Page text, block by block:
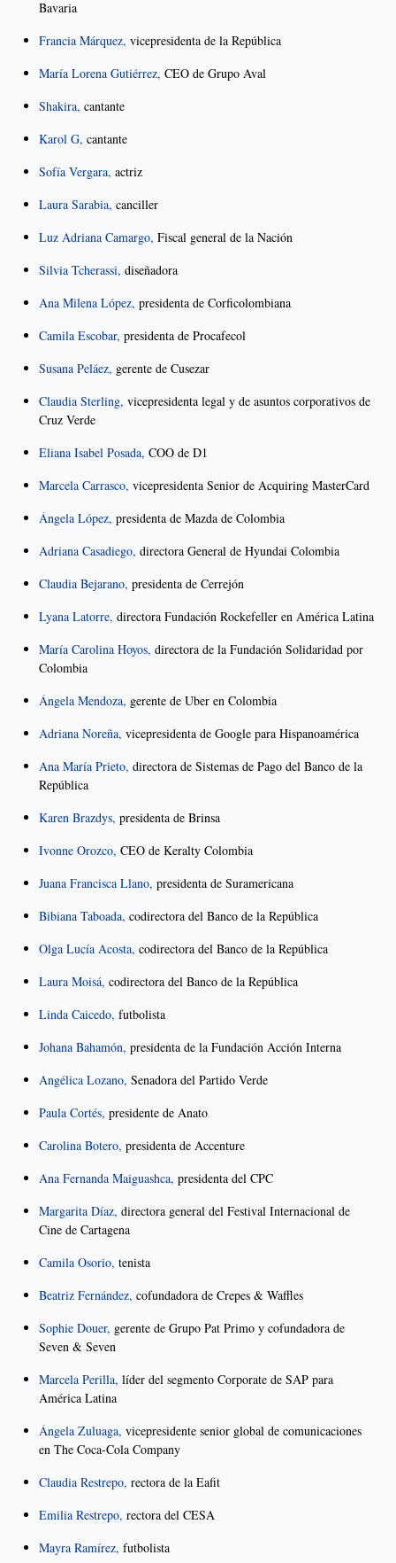
Bavaria
Francia Márquez, vicepresidenta de la República
María Lorena Gutiérrez, CEO de Grupo Aval
Shakira, cantante
Karol G, cantante
Sofía Vergara, actriz
Laura Sarabia, canciller
Luz Adriana Camargo, Fiscal general de la Nación
Silvia Tcherassi, diseñadora
Ana Milena López, presidenta de Corficolombiana
Camila Escobar, presidenta de Procafecol
Susana Peláez, gerente de Cusezar
Claudia Sterling, vicepresidenta legal y de asuntos corporativos de
Cruz Verde
Eliana Isabel Posada, COO de D1
Marcela Carrasco, vicepresidenta Senior de Acquiring MasterCard
Ángela López, presidenta de Mazda de Colombia
Adriana Casadiego, directora General de Hyundai Colombia
Claudia Bejarano, presidenta de Cerrejón
Lyana Latorre, directora Fundación Rockefeller en América Latina
María Carolina Hoyos, directora de la Fundación Solidaridad por
Colombia
Ángela Mendoza, gerente de Uber en Colombia
Adriana Noreña, vicepresidenta de Google para Hispanoamérica
Ana María Prieto, directora de Sistemas de Pago del Banco de la
República
Karen Brazdys, presidenta de Brinsa
Ivonne Orozco, CEO de Keralty Colombia
Juana Francisca Llano, presidenta de Suramericana
Bibiana Taboada, codirectora del Banco de la República
Olga Lucía Acosta, codirectora del Banco de la República
Laura Moisá, codirectora del Banco de la República
Linda Caicedo, futbolista
Johana Bahamón, presidenta de la Fundación Acción Interna
Angélica Lozano, Senadora del Partido Verde
Paula Cortés, presidente de Anato
Carolina Botero, presidenta de Accenture
Ana Fernanda Maiguashca, presidenta del CPC
Margarita Díaz, directora general del Festival Internacional de
Cine de Cartagena
Camila Osorio, tenista
Beatriz Fernández, cofundadora de Crepes & Waffles
Sophie Douer, gerente de Grupo Pat Primo y cofundadora de
Seven & Seven
Marcela Perilla, líder del segmento Corporate de SAP para
América Latina
Ángela Zuluaga, vicepresidente senior global de comunicaciones
en The Coca-Cola Company
Claudia Restrepo, rectora de la Eafit
Emilia Restrepo, rectora del CESA
Mayra Ramírez, futbolista